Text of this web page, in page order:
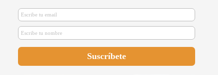
Matronas de Atención Primaria
ponen en marcha una iniciativa
online de formación en
preparación al p...